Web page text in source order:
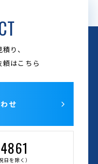
り、
はこちら
せ
を除く）